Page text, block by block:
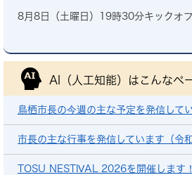
8月8日（土曜日）19時30分キックオ
AI（人工知能）は こんなペ
鳥栖市長の今週の主な予定を発信して
市長の主な行事を発信しています（令
TOSU NESTIVAL 2026を開催します！